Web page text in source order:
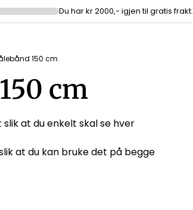
Du har kr 2000,- igjen til gratis frakt.
150 cm
cm
at du enkelt skal se hver
at du kan bruke det på begge